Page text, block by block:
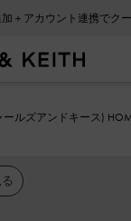
スレター登録で10%OFF
ールズアンドキース)